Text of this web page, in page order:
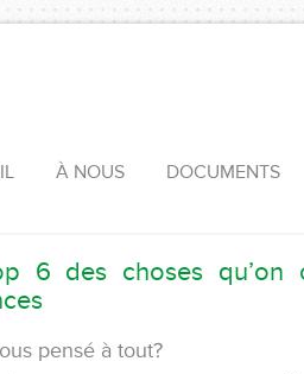
À NOUS DOCUMENTS
6 des choses
pensé à tout?